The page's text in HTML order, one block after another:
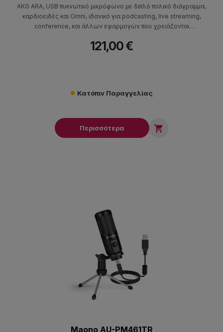
AKG ARA, USB πυκνωτικό μικρόφωνο με διπλό πολικό διάγραμμα,
καρδιοειδές και Omni, ιδανικό για podcasting, live streaming,
conference, και άλλων εφαρμογών που χρειάζονται
121,00 €
Κατόπιν Παραγγελίας
Περισσότερα 
Maono AU-PM461TR